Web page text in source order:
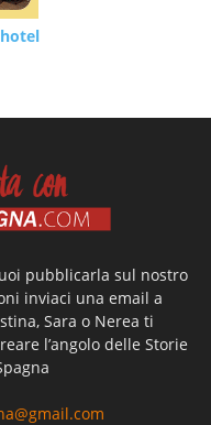
pubblicarla sul nostro
inviaci una email a
Sara o Nerea ti
l’angolo delle Storie